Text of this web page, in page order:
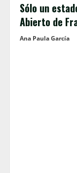
Sólo un
Abierto de
Ana Paula García